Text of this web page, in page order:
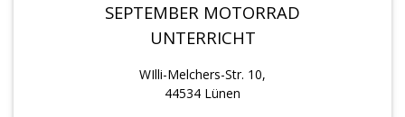
SEPTEMBER MOTORRAD
UNTERRICHT
WIlli-Melchers-Str. 10,
44534 Lünen